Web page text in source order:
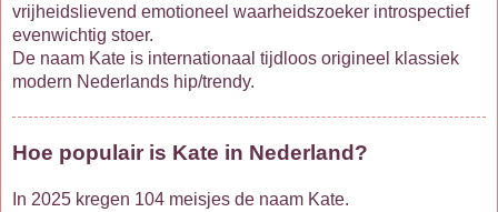
vrijheidslievend emotioneel waarheidszoeker introspectief
evenwichtig stoer.
De naam Kate is internationaal tijdloos origineel klassiek
modern Nederlands hip/trendy.
Hoe populair is Kate in Nederland?
In 2025 kregen 104 meisjes de naam Kate.